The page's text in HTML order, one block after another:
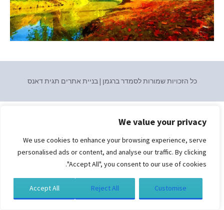
We value your privacy
We use cookies to enhance your browsing experience, serve
personalised ads or content, and analyse our traffic. By clicking
"Accept All", you consent to our use of cookies.
Customise
Reject All
Accept All
כל הזכויות שמורות לסמדר ברגמן | בניית אתרים תגית דאנס